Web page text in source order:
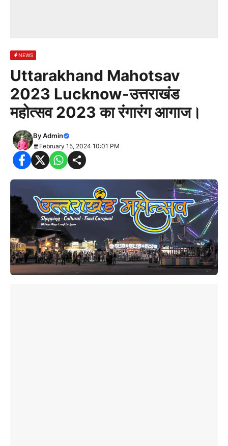
NEWS
Uttarakhand Mahotsav
2023 Lucknow-उत्तराखंड
महोत्सव 2023 का रंगारंग आगाज।
ByAdmin
February 15, 2024 10:01 PM